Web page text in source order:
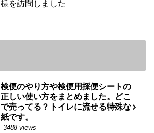
様を訪問しました
検便のやり方や検便用採便シートの
正しい使い方をまとめました。どこ
で売ってる？トイレに流せる特殊な
紙です。
3488 views